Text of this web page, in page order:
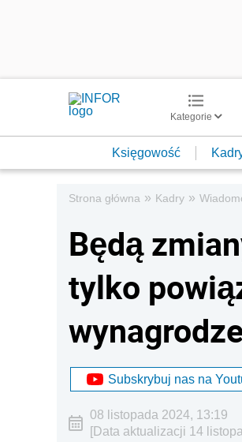
Kategorie
Księgowość
Strona główna » Kadry »
Będą
tylko
Subskrybuj nas na
08 listopada 2024, 13:19
[Data aktualizacji 14